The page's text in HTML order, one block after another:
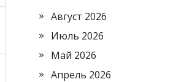
Август 2026
Июль 2026
Май 2026
Апрель 2026